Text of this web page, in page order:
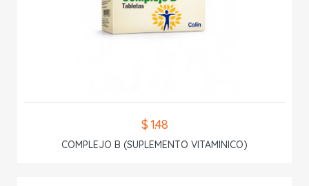
$ 1.48
COMPLEJO B (SUPLEMENTO VITAMINICO)